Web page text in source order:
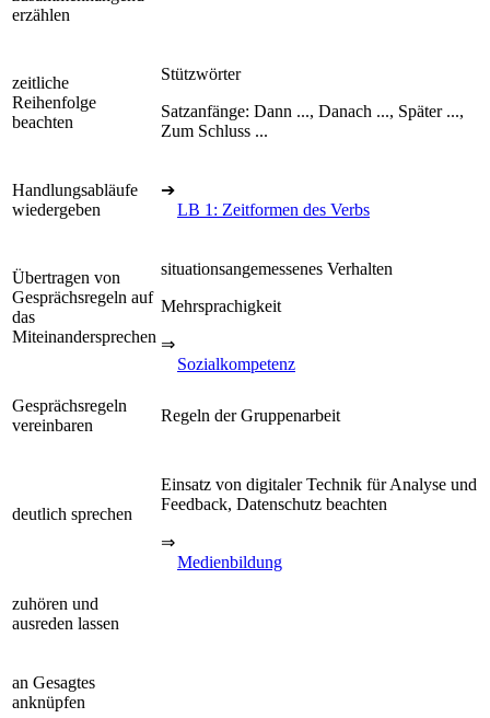
erzählen
zeitliche
Reihenfolge
beachten
Stützwörter
Satzanfänge: Dann ..., Danach ..., Später ...,
Zum Schluss ...
Handlungsabläufe
wiedergeben
➔
LB 1: Zeitformen des Verbs
Übertragen von
Gesprächsregeln auf
das
Miteinandersprechen
situationsangemessenes Verhalten
Mehrsprachigkeit
⇒
Sozialkompetenz
Gesprächsregeln
vereinbaren
Regeln der Gruppenarbeit
deutlich sprechen
Einsatz von digitaler Technik für Analyse und
Feedback, Datenschutz beachten
⇒
Medienbildung
zuhören und
ausreden lassen
an Gesagtes
anknüpfen